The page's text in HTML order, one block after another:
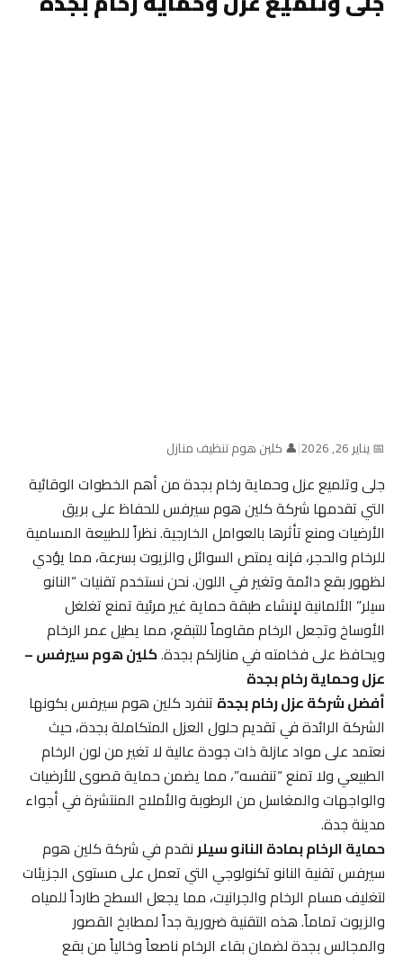
📅 يناير 26, 2026 |👤 كلين هوم تنظيف منازل
جلى وتلميع عزل وحماية رخام بجدة من أهم الخطوات الوقائية
التي تقدمها شركة كلين هوم سيرفس للحفاظ على بريق
الأرضيات ومنع تأثرها بالعوامل الخارجية. نظراً للطبيعة المسامية
للرخام والحجر، فإنه يمتص السوائل والزيوت بسرعة، مما يؤدي
لظهور بقع دائمة وتغير في اللون. نحن نستخدم تقنيات “النانو
سيلر” الألمانية لإنشاء طبقة حماية غير مرئية تمنع تغلغل
الأوساخ وتجعل الرخام مقاوماً للتبقع، مما يطيل عمر الرخام
ويحافظ على فخامته في منازلكم بجدة.كلين هوم سيرفس –
عزل وحماية رخام بجدة
أفضل شركة عزل رخام بجدةتنفرد كلين هوم سيرفس بكونها
الشركة الرائدة في تقديم حلول العزل المتكاملة بجدة، حيث
نعتمد على مواد عازلة ذات جودة عالية لا تغير من لون الرخام
الطبيعي ولا تمنع “تنفسه”، مما يضمن حماية قصوى للأرضيات
والواجهات والمغاسل من الرطوبة والأملاح المنتشرة في أجواء
مدينة جدة.
حماية الرخام بمادة النانو سيلرنقدم في شركة كلين هوم
سيرفس تقنية النانو تكنولوجي التي تعمل على مستوى الجزيئات
لتغليف مسام الرخام والجرانيت، مما يجعل السطح طارداً للمياه
والزيوت تماماً. هذه التقنية ضرورية جداً لمطابخ القصور
والمجالس بجدة لضمان بقاء الرخام ناصعاً وخالياً من بقع